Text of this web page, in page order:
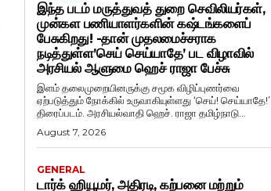
இந்த படம் மருத்துவத் துறை செவிலியர்கள்,
முன்கள பணியாளர்களின் கஷ்டங்களைப்
பேசுகிறது! -தான் முதலமைச்சராக
நடித்துள்ள’செய் செய்யாதே’ பட விழாவில்
அரசியல் ஆளுமை ஹெச் ராஜா பேச்சு
இளம் தலைமுறையினருக்கு சமூக விழிப்புணர்வை
ஏற்படுத்தும் நோக்கில் உருவாகியுள்ளது ‘செய்! செய்யாதே!’
திரைப்படம். அரசியல்வாதி ஹெச். ராஜா தமிழ்நாடு...
August 7, 2026
GENERAL
டார்க் ஹியூமர், அதிரடி, கற்பனை மற்றும்